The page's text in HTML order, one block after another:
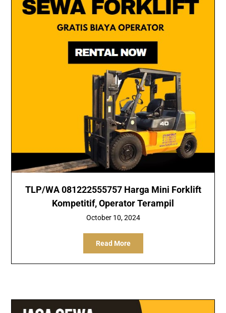
TLP/WA 081222555757 Harga Mini Forklift
Kompetitif, Operator Terampil
October 10, 2024
Read More